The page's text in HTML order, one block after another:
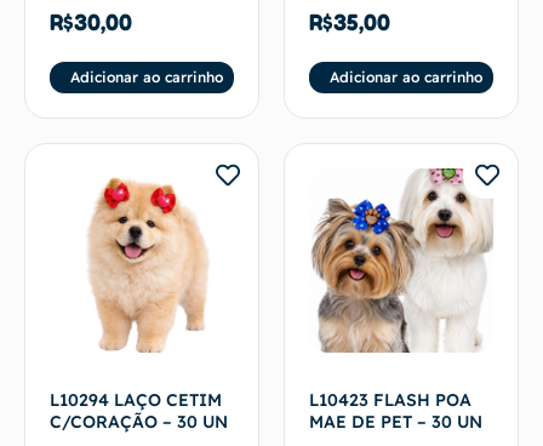
R$30,00
Adicionar ao carrinho
R$35,00
Adicionar ao carrinho
L10294 LAÇO CETIM
C/CORAÇÃO – 30 UN
L10423 FLASH POA
MAE DE PET – 30 UN